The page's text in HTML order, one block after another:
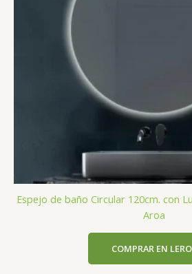
Espejo de baño Circular 120cm. con
Aroa
COMPRAR EN